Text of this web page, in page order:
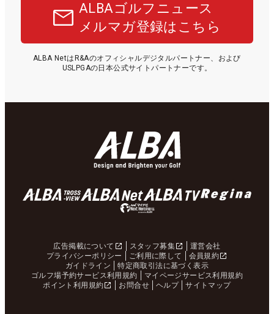
ALBAゴルフニュース
メルマガ登録はこちら
ALBA NetはR&Aのオフィシャルデジタルパートナー、および
USLPGAの日本公式サイトパートナーです。
広告掲載について スタッフ募集
運営会社
プライバシーポリシー
ご利用に際して
会員規約
ガイドライン
特定商取引法に基づく表示
ゴルフ場予約サービス利用規約
マイページサービス利用規約
ポイント利用規約
お問合せ ヘルプ サイトマップ